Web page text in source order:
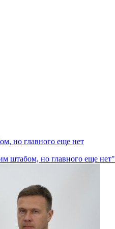
но главного еще нет
штабом, но главного еще нет"